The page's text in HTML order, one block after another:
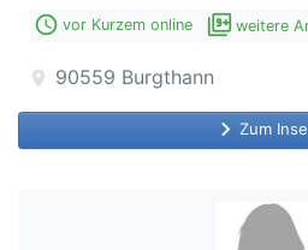
access_time vor Kurzem online filter_9_plus weitere
location_on 90559 Burgthann
keyboard_arrow_right Zum